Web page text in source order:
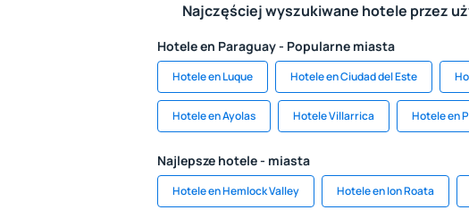
Najczęściej wyszukiwane hotele przez
Hotele en Paraguay - Popularne miasta
Hotele en Luque Hotele en Ciudad del Este
Hotele en Ayolas Hotele Villarrica Hotele en
Najlepsze hotele - miasta
Hotele en Hemlock Valley Hotele en Ion Roata